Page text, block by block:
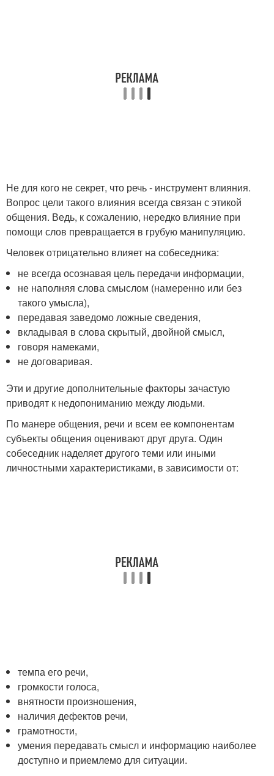
Не для кого не секрет, что речь - инструмент влияния.
Вопрос цели такого влияния всегда связан с этикой
общения. Ведь, к сожалению, нередко влияние при
помощи слов превращается в грубую манипуляцию.
Человек отрицательно влияет на собеседника:
не всегда осознавая цель передачи информации,
не наполняя слова смыслом (намеренно или без
такого умысла),
передавая заведомо ложные сведения,
вкладывая в слова скрытый, двойной смысл,
говоря намеками,
не договаривая.
Эти и другие дополнительные факторы зачастую
приводят к недопониманию между людьми.
По манере общения, речи и всем ее компонентам
субъекты общения оценивают друг друга. Один
собеседник наделяет другого теми или иными
личностными характеристиками, в зависимости от:
темпа его речи,
громкости голоса,
внятности произношения,
наличия дефектов речи,
грамотности,
умения передавать смысл и информацию наиболее
доступно и приемлемо для ситуации.